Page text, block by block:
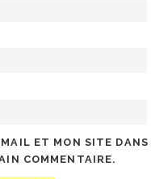
ET MON SITE DANS
COMMENTAIRE.